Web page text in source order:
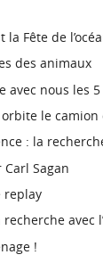
la Fête de
des animaux
avec nous les
le camion
: la
Carl Sagan
replay
avec
!